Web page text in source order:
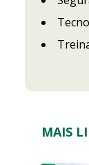
MAIS